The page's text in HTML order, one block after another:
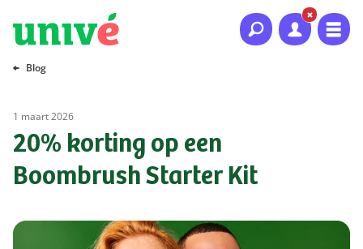
Naar hoofdinhoud
Naar hoofdnavigatie
Naar footer
Blog
1 maart 2026
20% korting op een
Boombrush Starter Kit